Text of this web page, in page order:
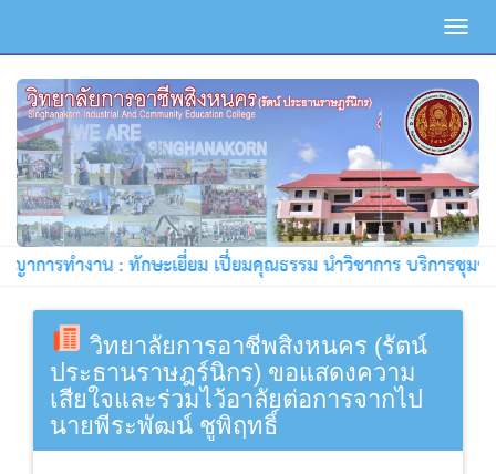
าการทำงาน : ทักษะเยี่ยม เปี่ยมคุณธรรม นำวิชาการ บริการชุมช
วิทยาลัยการอาชีพสิงหนคร (รัตน์
ประธานราษฎร์นิกร) ขอแสดงความ
เสียใจและร่วมไว้อาลัยต่อการจากไป
นายพีระพัฒน์ ชูพิฤทธิ์